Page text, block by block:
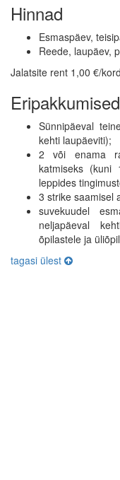
Hinnad
Esmaspäev,
Reede, laupäev,
Jalatsite rent 1,00 €/
Eripakkumised
Sünnipäeval
kehti laupäeviti);
2 või enama
katmiseks (kuni
leppides
3 strike saamisel
suvekuudel
neljapäeval
õpilastele ja
tagasi ülest